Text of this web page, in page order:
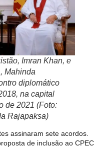
Imran Khan, e
Mahinda
diplomático
na capital
de 2021 (Foto:
Rajapaksa)
assinaram sete acordos.
de inclusão ao CPEC